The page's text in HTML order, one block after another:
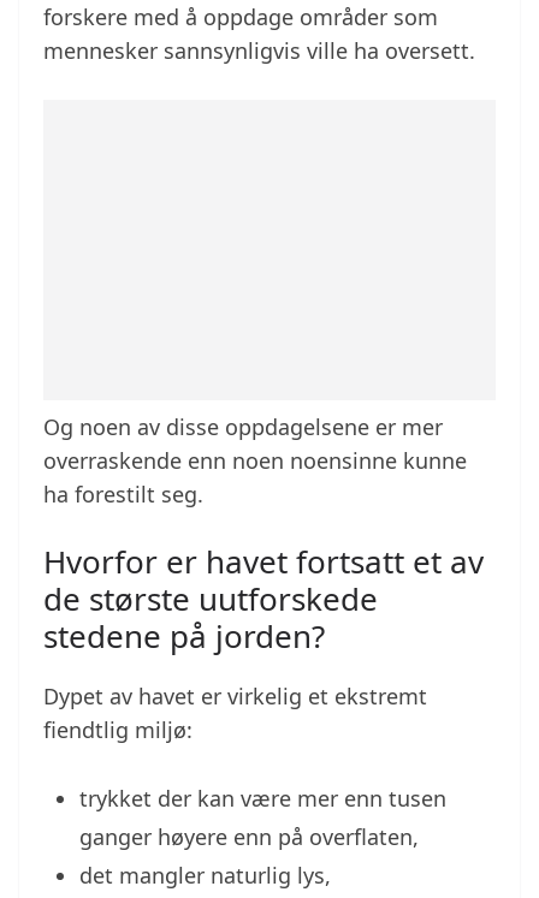
forskere med å oppdage områder som
mennesker sannsynligvis ville ha oversett.
Og noen av disse oppdagelsene er mer
overraskende enn noen noensinne kunne
ha forestilt seg.
Hvorfor er havet fortsatt et av
de største uutforskede
stedene på jorden?
Dypet av havet er virkelig et ekstremt
fiendtlig miljø:
trykket der kan være mer enn tusen
ganger høyere enn på overflaten,
det mangler naturlig lys,